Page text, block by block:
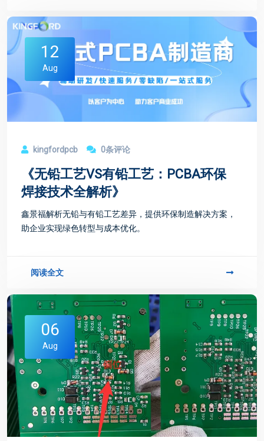
12
Aug
kingfordpcb 0条评论
《无铅工艺VS有铅工艺：PCBA环保
焊接技术全解析》
鑫景福解析无铅与有铅工艺差异，提供环保制造解决方案，
助企业实现绿色转型与成本优化。
阅读全文
06
Aug